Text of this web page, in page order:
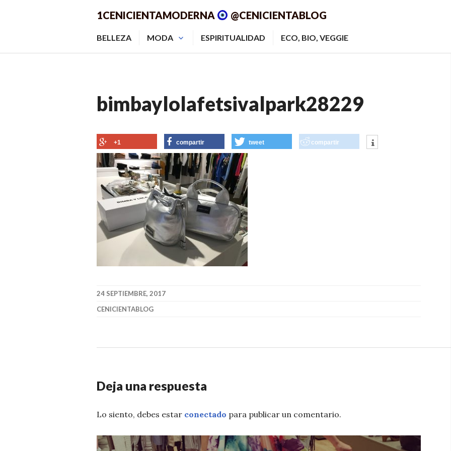
1CENICIENTAMODERNA @CENICIENTABLOG
BELLEZA MODA ESPIRITUALIDAD ECO, BIO, VEGGIE
bimbaylolafetsivalpark28229
+1 compartir tweet compartir
24 SEPTIEMBRE, 2017
CENICIENTABLOG
Deja una respuesta
Lo siento, debes estar conectado para publicar un comentario.